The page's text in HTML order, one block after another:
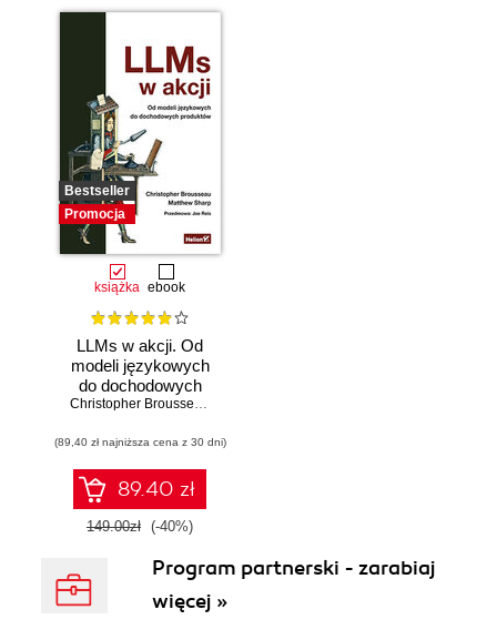
Bestseller
Promocja
książka ebook
LLMs w akcji. Od
modeli językowych
do dochodowych
produktów
Christopher Brousseau
(89,40 zł najniższa cena z 30 dni)
89.40 zł
149.00zł (-40%)
Program partnerski - zarabiaj
więcej »